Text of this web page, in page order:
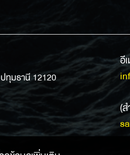
ทุมธานี 12120
อี
(